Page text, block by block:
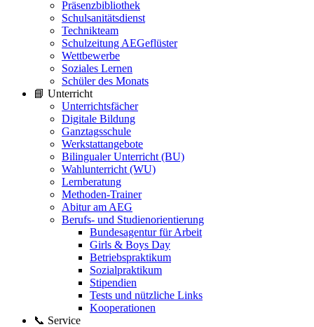
Präsenzbibliothek
Schulsanitätsdienst
Technikteam
Schulzeitung AEGeflüster
Wettbewerbe
Soziales Lernen
Schüler des Monats
📘 Unterricht
Unterrichtsfächer
Digitale Bildung
Ganztagsschule
Werkstattangebote
Bilingualer Unterricht (BU)
Wahlunterricht (WU)
Lernberatung
Methoden-Trainer
Abitur am AEG
Berufs- und Studienorientierung
Bundesagentur für Arbeit
Girls & Boys Day
Betriebspraktikum
Sozialpraktikum
Stipendien
Tests und nützliche Links
Kooperationen
📞 Service